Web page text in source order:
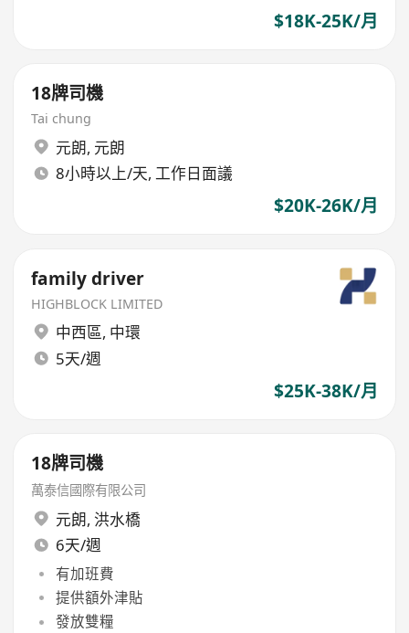
$18K-25K/月
18牌司機
Tai chung
元朗, 元朗
8小時以上/天, 工作日面議
$20K-26K/月
family driver
HIGHBLOCK LIMITED
中西區, 中環
5天/週
$25K-38K/月
18牌司機
萬泰信國際有限公司
元朗, 洪水橋
6天/週
有加班費
提供額外津貼
發放雙糧